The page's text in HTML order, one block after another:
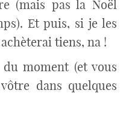
(mais pas la Noël
Et puis, si je les
tiens, na !
moment (et vous
dans quelques